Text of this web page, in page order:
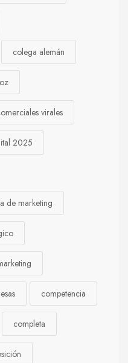
colega alemán
virales
2025
de marketing
competencia
completa